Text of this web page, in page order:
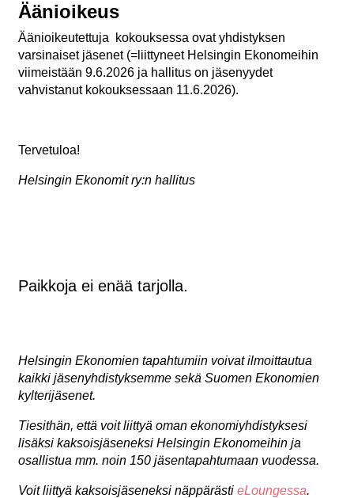
Äänioikeus
Äänioikeutettuja kokouksessa ovat yhdistyksen
varsinaiset jäsenet (=liittyneet Helsingin Ekonomeihin
viimeistään 9.6.2026 ja hallitus on jäsenyydet
vahvistanut kokouksessaan 11.6.2026).
Tervetuloa!
Helsingin Ekonomit ry:n hallitus
Paikkoja ei enää tarjolla.
Helsingin Ekonomien tapahtumiin voivat ilmoittautua
kaikki jäsenyhdistyksemme sekä Suomen Ekonomien
kylterijäsenet.
Tiesithän, että voit liittyä oman ekonomiyhdistyksesi
lisäksi kaksoisjäseneksi Helsingin Ekonomeihin ja
osallistua mm. noin 150 jäsentapahtumaan vuodessa.
Voit liittyä kaksoisjäseneksi näppärästi eLoungessa.